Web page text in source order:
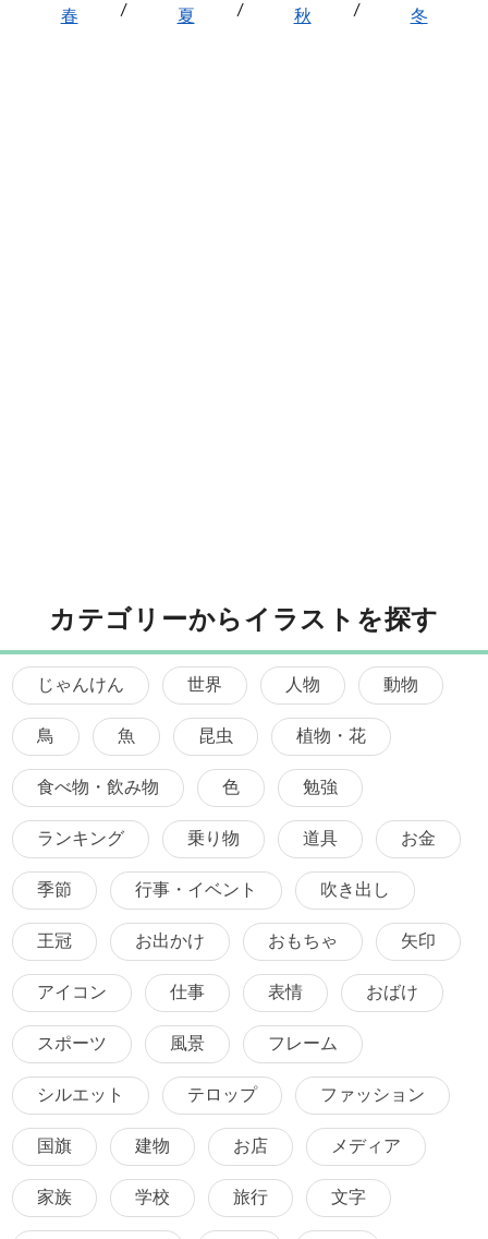
春
夏 秋 冬
カテゴリーからイラストを探す
じゃんけん 世界 人物 動物
鳥 魚 昆虫 植物・花
食べ物・飲み物 色 勉強
ランキング 乗り物 道具 お金
季節 行事・イベント 吹き出し
王冠 お出かけ おもちゃ 矢印
アイコン 仕事 表情 おばけ
スポーツ 風景 フレーム
シルエット テロップ ファッション
国旗 建物 お店 メディア
家族 学校 旅行 文字